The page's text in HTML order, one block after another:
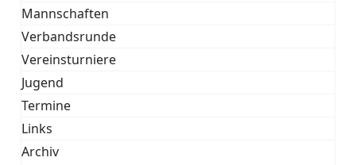
Mannschaften
Verbandsrunde
Vereinsturniere
Jugend
Termine
Links
Archiv